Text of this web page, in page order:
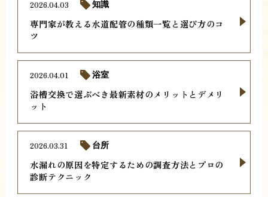
専門家が教える水道配管の種類一覧と選び方のコ
ツ
2026.04.03 知識
浴槽交換で選ぶべき最新素材のメリットとデメリ
ット
2026.04.01 浴室
水漏れの原因を特定するための調査方法とプロの
診断テクニック
2026.03.31 台所